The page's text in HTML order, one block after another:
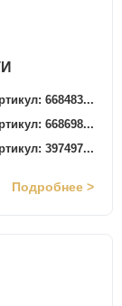
668483...
668698...
397497...
Подробнее >